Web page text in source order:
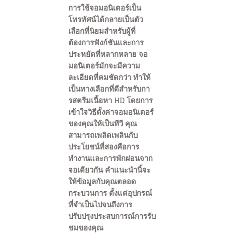
การใช้จอมอนิเตอร์เป็น
โทรทัศน์ได้กลายเป็นตัว
เลือกที่นิยมสำหรับผู้ที่
ต้องการฟังก์ชันและการ
ประหยัดที่หลากหลาย จอ
มอนิเตอร์มักจะมีความ
ละเอียดที่คมชัดกว่า ทำให้
เป็นทางเลือกที่ดีสำหรับกา
รสตรีมเนื้อหา HD โดยการ
เข้าใจวิธีตั้งค่าจอมอนิเตอร์
ของคุณให้เป็นทีวี คุณ
สามารถเพลิดเพลินกับ
ประโยชน์ที่สองคือการ
ทำงานและการพักผ่อนจาก
จอเดียวกัน คำแนะนำนี้จะ
ให้ข้อมูลกับคุณตลอด
กระบวนการ ตั้งแต่อุปกรณ์
ที่จำเป็นไปจนถึงการ
ปรับปรุงประสบการณ์การรับ
ชมของคุณ